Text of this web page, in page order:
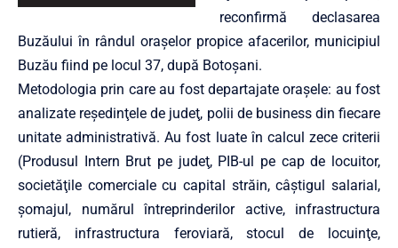
reconfirmă declasarea
Buzăului în rândul oraşelor propice afacerilor, municipiul
Buzău fiind pe locul 37, după Botoșani.
Metodologia prin care au fost departajate oraşele: au fost
analizate reşedinţele de judeţ, polii de business din fiecare
unitate administrativă. Au fost luate în calcul zece criterii
(Produsul Intern Brut pe judeţ, PIB-ul pe cap de locuitor,
societăţile comerciale cu capital străin, câştigul salarial,
şomajul, numărul întreprinderilor active, infrastructura
rutieră, infrastructura feroviară, stocul de locuinţe,